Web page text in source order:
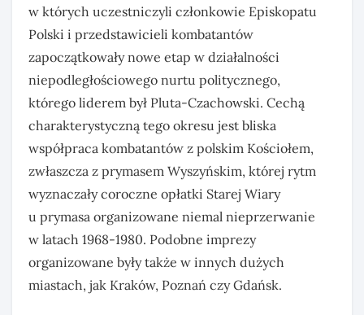
w których uczestniczyli członkowie Episkopatu
Polski i przedstawicieli kombatantów
zapoczątkowały nowe etap w działalności
niepodległościowego nurtu politycznego,
którego liderem był Pluta-Czachowski. Cechą
charakterystyczną tego okresu jest bliska
współpraca kombatantów z polskim Kościołem,
zwłaszcza z prymasem Wyszyńskim, której rytm
wyznaczały coroczne opłatki Starej Wiary
u prymasa organizowane niemal nieprzerwanie
w latach 1968-1980. Podobne imprezy
organizowane były także w innych dużych
miastach, jak Kraków, Poznań czy Gdańsk.